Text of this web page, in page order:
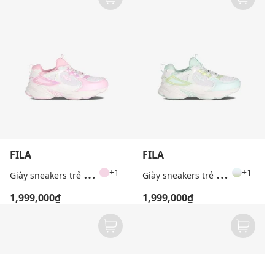
FILA
G
iày sneakers trẻ em cổ thấp Skipper Lco +1
1,999,000₫
FILA
G
iày sneakers trẻ em cổ thấp Skipper Lco +1
1,999,000₫